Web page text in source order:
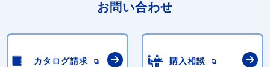
お問い合わせ
カタログ請求 購入相談